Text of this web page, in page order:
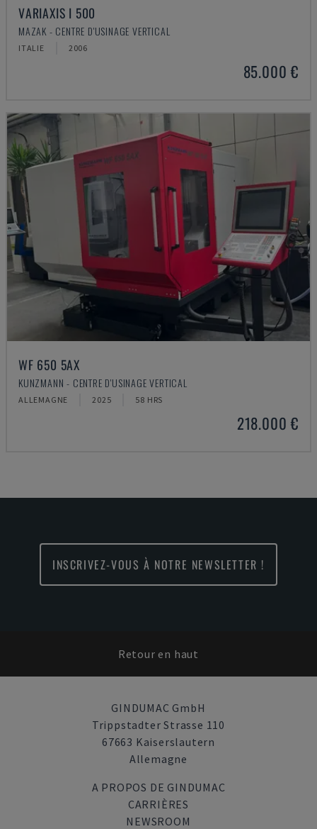
VARIAXIS I 500
MAZAK - CENTRE D'USINAGE VERTICAL
ITALIE 2006
85.000 €
WF 650 5AX
KUNZMANN - CENTRE D'USINAGE VERTICAL
ALLEMAGNE 2025 58 HRS
218.000 €
INSCRIVEZ-VOUS À NOTRE NEWSLETTER !
Retour en haut
GINDUMAC GmbH
Trippstadter Strasse 110
67663 Kaiserslautern
Allemagne
A PROPOS DE GINDUMAC
CARRIÈRES
NEWSROOM